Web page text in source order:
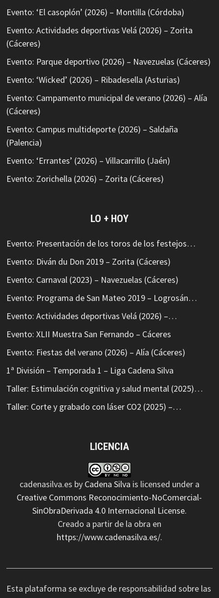
Evento: ‘El casoplón’ (2026) – Montilla (Córdoba)
Evento: Actividades deportivas Velá (2026) – Zorita
(Cáceres)
Evento: Parque deportivo (2026) – Navezuelas (Cáceres)
Evento: ‘Wicked’ (2026) – Ribadesella (Asturias)
Evento: Campamento municipal de verano (2026) – Alía
(Cáceres)
Evento: Campus multideporte (2026) – Saldaña
(Palencia)
Evento: ‘Errantes’ (2026) – Villacarrillo (Jaén)
Evento: Zorichella (2026) – Zorita (Cáceres)
LO + HOY
Evento: Presentación de los toros de los festejos…
Evento: Diván du Don 2019 – Zorita (Cáceres)
Evento: Carnaval (2023) – Navezuelas (Cáceres)
Evento: Programa de San Mateo 2019 – Logrosán…
Evento: Actividades deportivas Velá (2026) –…
Evento: XLII Muestra San Fernando – Cáceres
Evento: Fiestas del verano (2026) – Alía (Cáceres)
1ª División – Temporada 1 – Liga Cadena Silva
Taller: Estimulación cognitiva y salud mental (2025)…
Taller: Corte y grabado con láser CO2 (2025) –…
LICENCIA
cadenasilva.es by Cadena Silva is licensed under a
Creative Commons Reconocimiento-NoComercial-
SinObraDerivada 4.0 Internacional License.
Creado a partir de la obra en
https://www.cadenasilva.es/.
Esta plataforma se excluye de responsabilidad sobre las